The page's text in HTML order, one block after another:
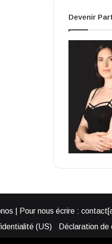
Devenir
| Pour nous écrire :
(US)
Déclaration